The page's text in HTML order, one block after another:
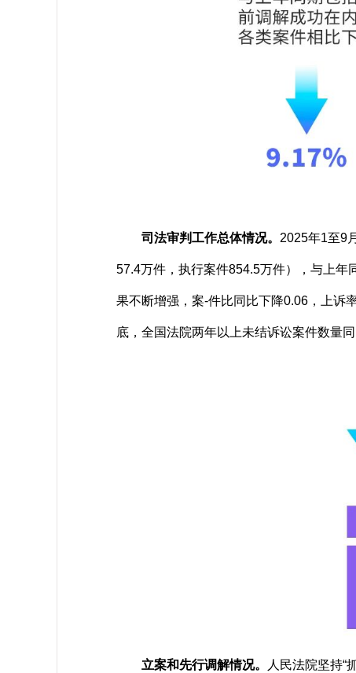
司法审判工作总体情况。 2025年1至9
57.4万件，执行案件854.5万件），与上年
果不断增强，案-件比同比下降0.06，上诉
底，全国法院两年以上未结诉讼案件数量
立案和先行调解情况。 人民法院坚持“